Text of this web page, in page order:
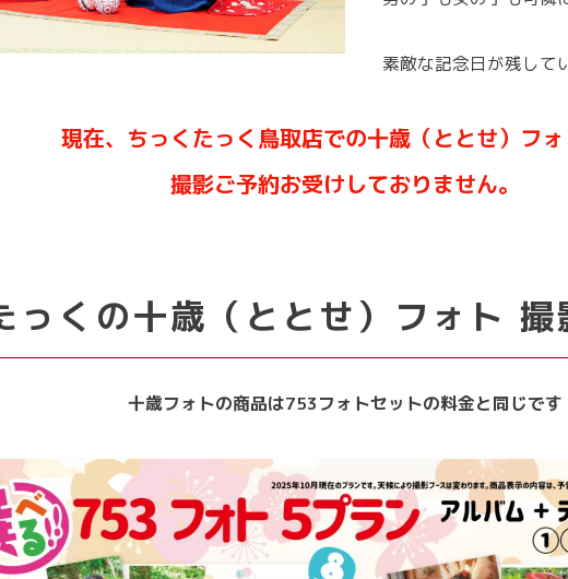
素敵な記念日が残して
現在、ちっくたっく鳥取店での十歳（ととせ）フォ
撮影ご予約お受けしておりません。
っくの十歳（ととせ）フォト
十歳フォトの商品は753フォトセットの料金と同じです